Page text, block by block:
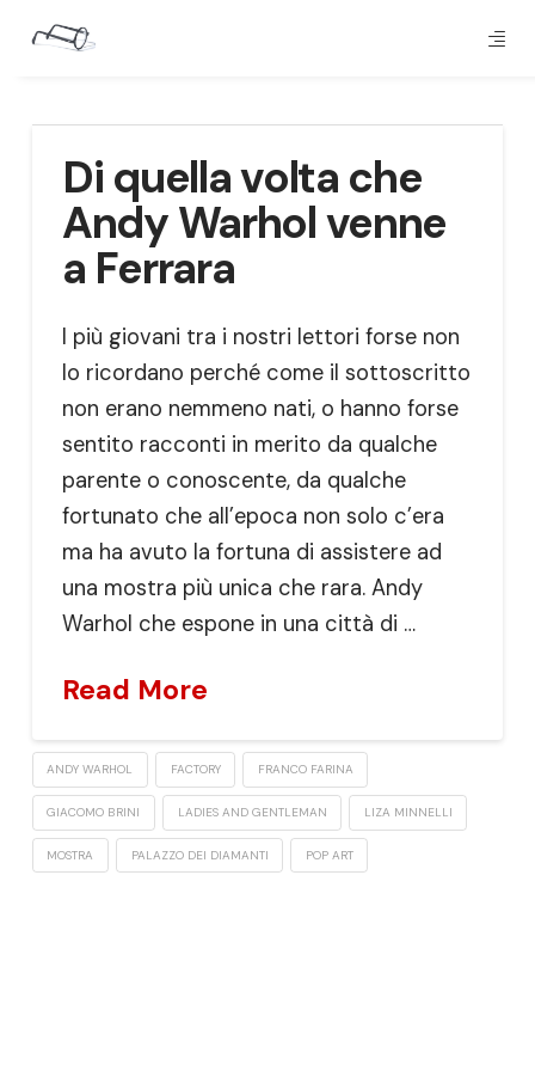
Di quella volta che
Andy Warhol venne
a Ferrara
I più giovani tra i nostri lettori forse non
lo ricordano perché come il sottoscritto
non erano nemmeno nati, o hanno forse
sentito racconti in merito da qualche
parente o conoscente, da qualche
fortunato che all’epoca non solo c’era
ma ha avuto la fortuna di assistere ad
una mostra più unica che rara. Andy
Warhol che espone in una città di …
Read More
ANDY WARHOL FACTORY FRANCO FARINA
GIACOMO BRINI LADIES AND GENTLEMAN LIZA MINNELLI
MOSTRA PALAZZO DEI DIAMANTI POP ART